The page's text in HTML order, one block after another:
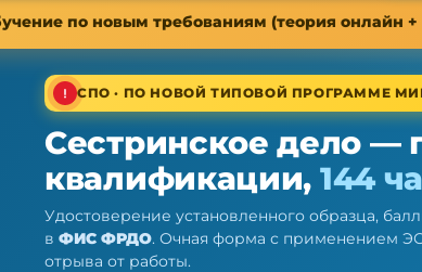
по новым требованиям (теория онлайн +
СПО · ПО НОВОЙ ТИПОВОЙ ПРОГРАММЕ
Сестринское дело —
квалификации, 144
Удостоверение установленного образца,
в ФИС ФРДО. Очная форма с применением
отрыва от работы.